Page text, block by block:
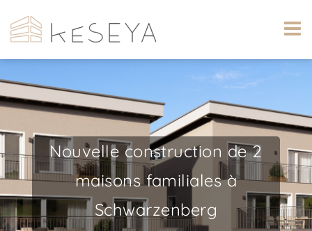
Nouvelle construction de 2
maisons familiales à
Schwarzenberg